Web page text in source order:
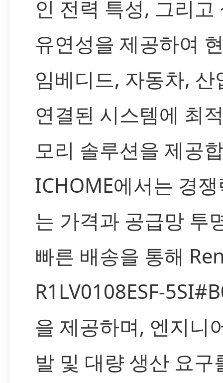
인 전력 특성, 그리고
유연성을 제공하여
임베디드, 자동차, 산
연결된 시스템에 최
모리 솔루션을 제공
ICHOME에서는 경
는 가격과 공급망 투
빠른 배송을 통해
R1LV0108ESF-
을 제공하며, 엔지니
발 및 대량 생산 요구